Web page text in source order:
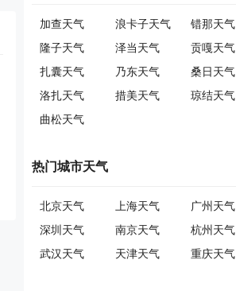
加查天气 浪卡子天气
错那天气
隆子天气
泽当天气
贡嘎天气
扎囊天气
乃东天气
桑日天气
洛扎天气
措美天气
琼结天气
曲松天气
热门城市天气
北京天气 上海天气
广州天气
深圳天气
南京天气
杭州天气
武汉天气
天津天气 重庆天气